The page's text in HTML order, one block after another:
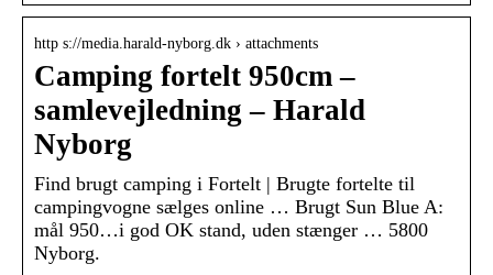
http s://media.harald-nyborg.dk › attachments
Camping fortelt 950cm –
samlevejledning – Harald
Nyborg
Find brugt camping i Fortelt | Brugte fortelte til
campingvogne sælges online … Brugt Sun Blue A:
mål 950…i god OK stand, uden stænger … 5800
Nyborg.